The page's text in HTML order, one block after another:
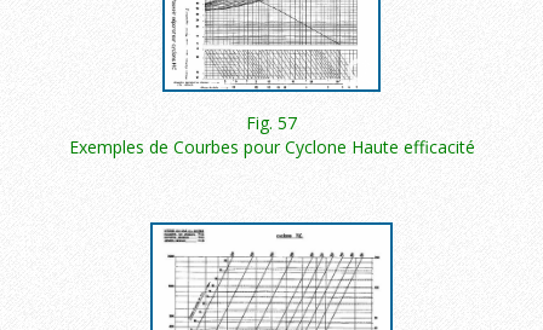
Fig. 57
Exemples de Courbes pour Cyclone Haute efficacité